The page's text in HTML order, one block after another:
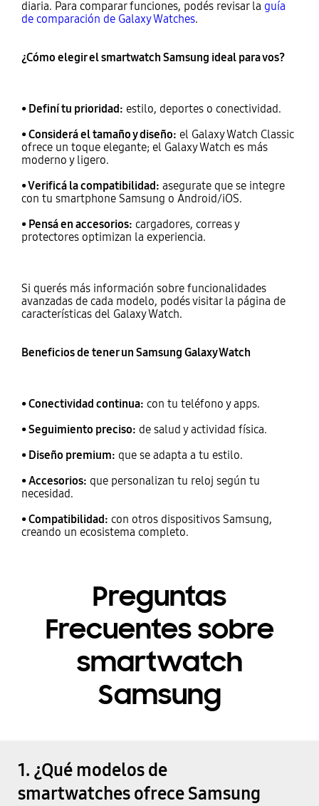
diaria. Para comparar funciones, podés revisar la guía
de comparación de Galaxy Watches.
¿Cómo elegir el smartwatch Samsung ideal para vos?
• Definí tu prioridad: estilo, deportes o conectividad.
• Considerá el tamaño y diseño: el Galaxy Watch Classic
ofrece un toque elegante; el Galaxy Watch es más
moderno y ligero.
• Verificá la compatibilidad: asegurate que se integre
con tu smartphone Samsung o Android/iOS.
• Pensá en accesorios: cargadores, correas y
protectores optimizan la experiencia.
Si querés más información sobre funcionalidades
avanzadas de cada modelo, podés visitar la página de
características del Galaxy Watch.
Beneficios de tener un Samsung Galaxy Watch
• Conectividad continua: con tu teléfono y apps.
• Seguimiento preciso: de salud y actividad física.
• Diseño premium: que se adapta a tu estilo.
• Accesorios: que personalizan tu reloj según tu
necesidad.
• Compatibilidad: con otros dispositivos Samsung,
creando un ecosistema completo.
Preguntas
Frecuentes sobre
smartwatch
Samsung
1. ¿Qué modelos de
smartwatches ofrece Samsung